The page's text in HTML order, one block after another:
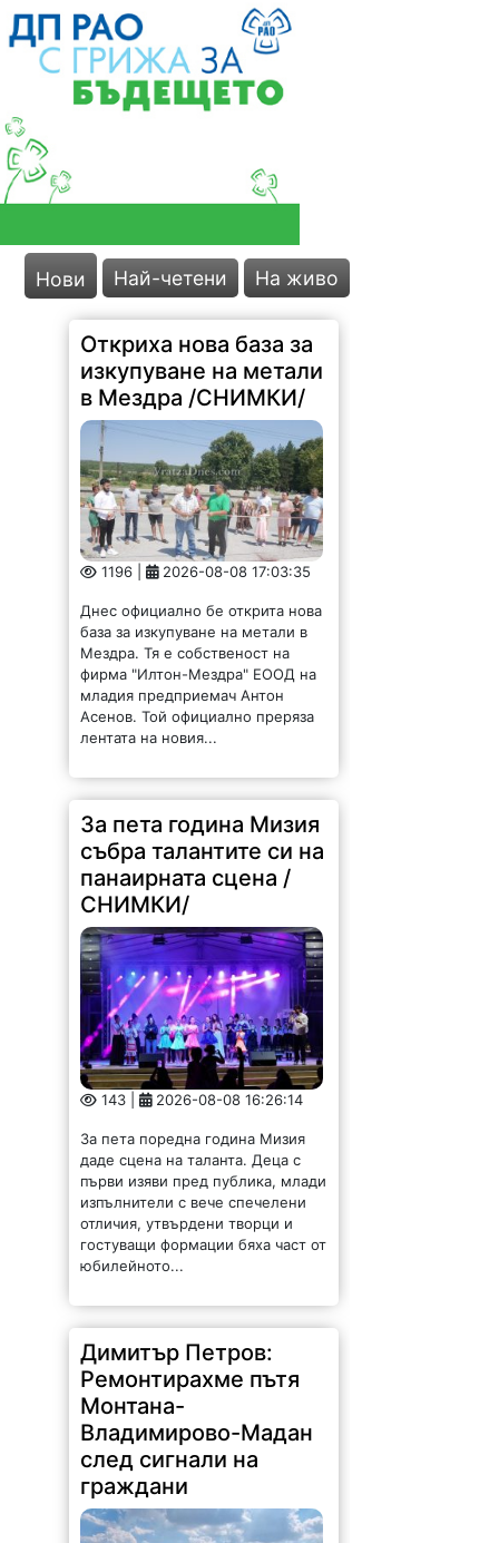
Нови Най-четени На живо
Откриха нова база за
изкупуване на метали
в Мездра /СНИМКИ/
1196 | 2026-08-08 17:03:35
Днес официално бе открита нова
база за изкупуване на метали в
Мездра. Тя е собственост на
фирма "Илтон-Мездра" ЕООД на
младия предприемач Антон
Асенов. Той официално преряза
лентата на новия...
За пета година Мизия
събра талантите си на
панаирната сцена /
СНИМКИ/
143 | 2026-08-08 16:26:14
За пета поредна година Мизия
даде сцена на таланта. Деца с
първи изяви пред публика, млади
изпълнители с вече спечелени
отличия, утвърдени творци и
гостуващи формации бяха част от
юбилейното...
Димитър Петров:
Ремонтирахме пътя
Монтана-
Владимирово-Мадан
след сигнали на
граждани